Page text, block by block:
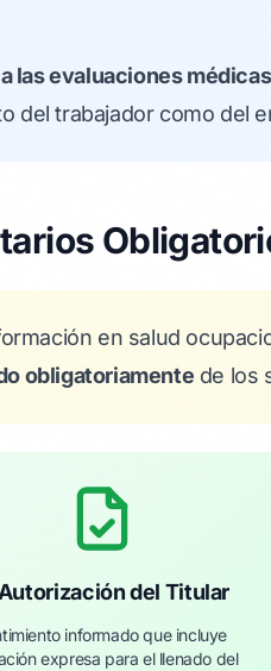
las evaluaciones médicas
del trabajador como del
en salud
obligatoriamente de los
del Titular
informado que incluye
expresa para el llenado del